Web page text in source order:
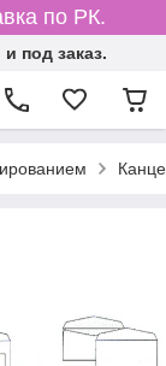
по РК.
под заказ.